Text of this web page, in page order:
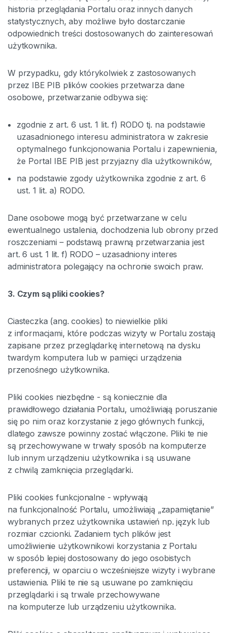
historia przeglądania Portalu oraz innych danych
statystycznych, aby możliwe było dostarczanie
odpowiednich treści dostosowanych do zainteresowań
użytkownika.
W przypadku, gdy którykolwiek z zastosowanych
przez IBE PIB plików cookies przetwarza dane
osobowe, przetwarzanie odbywa się:
zgodnie z art. 6 ust. 1 lit. f) RODO tj. na podstawie
uzasadnionego interesu administratora w zakresie
optymalnego funkcjonowania Portalu i zapewnienia,
że Portal IBE PIB jest przyjazny dla użytkowników,
na podstawie zgody użytkownika zgodnie z art. 6
ust. 1 lit. a) RODO.
Dane osobowe mogą być przetwarzane w celu
ewentualnego ustalenia, dochodzenia lub obrony przed
roszczeniami – podstawą prawną przetwarzania jest
art. 6 ust. 1 lit. f) RODO – uzasadniony interes
administratora polegający na ochronie swoich praw.
3. Czym są pliki cookies?
Ciasteczka (ang. cookies) to niewielkie pliki
z informacjami, które podczas wizyty w Portalu zostają
zapisane przez przeglądarkę internetową na dysku
twardym komputera lub w pamięci urządzenia
przenośnego użytkownika.
Pliki cookies niezbędne - są koniecznie dla
prawidłowego działania Portalu, umożliwiają poruszanie
się po nim oraz korzystanie z jego głównych funkcji,
dlatego zawsze powinny zostać włączone. Pliki te nie
są przechowywane w trwały sposób na komputerze
lub innym urządzeniu użytkownika i są usuwane
z chwilą zamknięcia przeglądarki.
Pliki cookies funkcjonalne - wpływają
na funkcjonalność Portalu, umożliwiają „zapamiętanie”
wybranych przez użytkownika ustawień np. język lub
rozmiar czcionki. Zadaniem tych plików jest
umożliwienie użytkownikowi korzystania z Portalu
w sposób lepiej dostosowany do jego osobistych
preferencji, w oparciu o wcześniejsze wizyty i wybrane
ustawienia. Pliki te nie są usuwane po zamknięciu
przeglądarki i są trwale przechowywane
na komputerze lub urządzeniu użytkownika.